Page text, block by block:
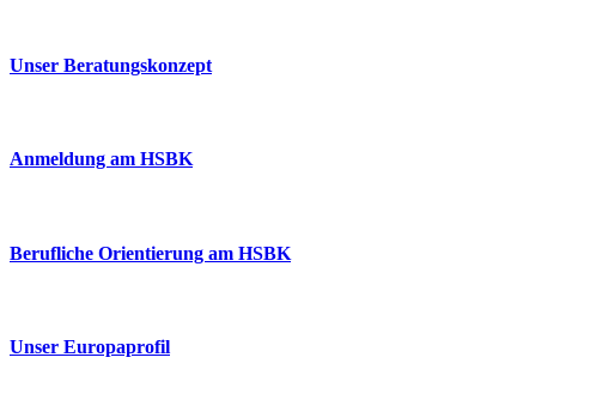
Unser Beratungskonzept
Anmeldung am HSBK
Berufliche Orientierung am HSBK
Unser Europaprofil